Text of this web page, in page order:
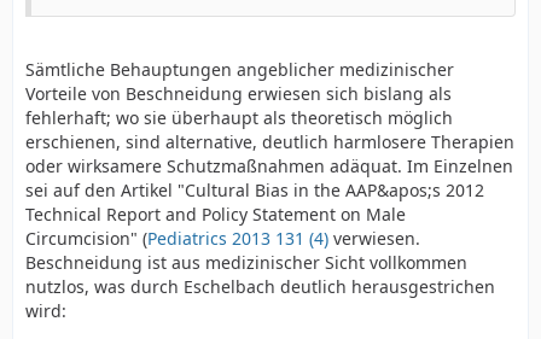
Sämtliche Behauptungen angeblicher medizinischer
Vorteile von Beschneidung erwiesen sich bislang als
fehlerhaft; wo sie überhaupt als theoretisch möglich
erschienen, sind alternative, deutlich harmlosere Therapien
oder wirksamere Schutzmaßnahmen adäquat. Im Einzelnen
sei auf den Artikel "Cultural Bias in the AAP&apos;s 2012
Technical Report and Policy Statement on Male
Circumcision" (Pediatrics 2013 131 (4) verwiesen.
Beschneidung ist aus medizinischer Sicht vollkommen
nutzlos, was durch Eschelbach deutlich herausgestrichen
wird: